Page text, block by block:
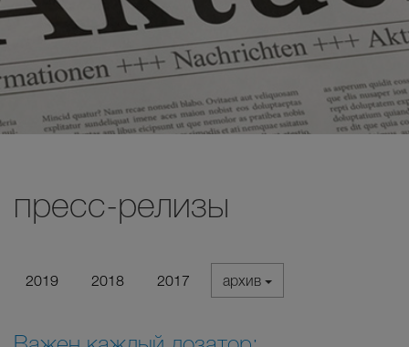
пресс-релизы
2019 2018 2017 архив